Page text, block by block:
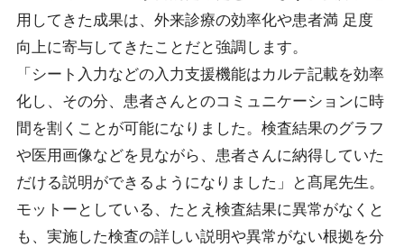
用してきた成果は、外来診療の効率化や患者満 足度
向上に寄与してきたことだと強調します。
「シート入力などの入力支援機能はカルテ記載を効率
化し、その分、患者さんとのコミュニケーションに時
間を割くことが可能になりました。検査結果のグラフ
や医用画像などを見ながら、患者さんに納得していた
だける説明ができるようになりました」と髙尾先生。
モットーとしている、たとえ検査結果に異常がなくと
も、実施した検査の詳しい説明や異常がない根拠を分